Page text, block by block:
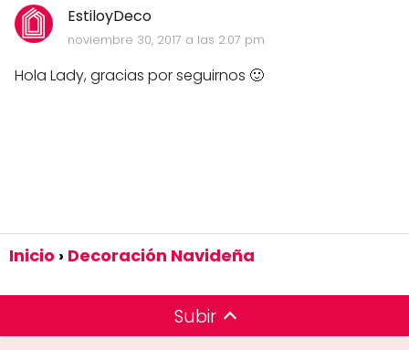
EstiloyDeco
noviembre 30, 2017 a las 2:07 pm
Hola Lady, gracias por seguirnos 🙂
Inicio Decoración Navideña
Subir